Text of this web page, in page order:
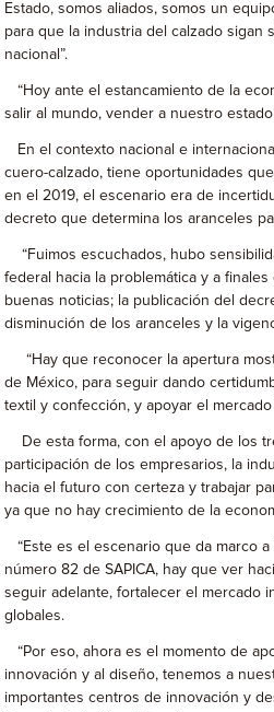
Estado, somos aliados, somos un
para que la industria del calzado sigan
nacional”.
“Hoy ante el estancamiento de la
salir al mundo, vender a nuestro
En el contexto nacional e
cuero-calzado, tiene oportunidades
en el 2019, el escenario era de
decreto que determina los aranceles
“Fuimos escuchados, hubo
federal hacia la problemática y a
buenas noticias; la publicación del
disminución de los aranceles y la
“Hay que reconocer la apertura
de México, para seguir dando
textil y confección, y apoyar el
De esta forma, con el apoyo de los
participación de los empresarios, la
hacia el futuro con certeza y trabajar
ya que no hay crecimiento de la
“Este es el escenario que da marco
número 82 de SAPICA, hay que ver
seguir adelante, fortalecer el mercado
globales.
“Por eso, ahora es el momento de
innovación y al diseño, tenemos a
importantes centros de innovación y